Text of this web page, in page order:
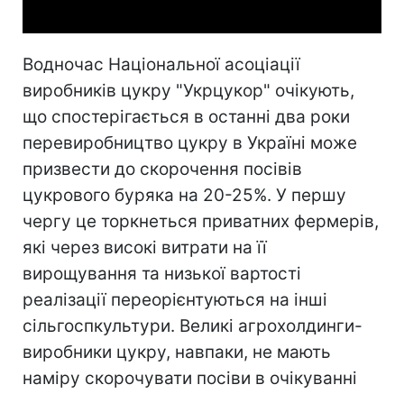
Водночас Національної асоціації
виробників цукру "Укрцукор" очікують,
що спостерігається в останні два роки
перевиробництво цукру в Україні може
призвести до скорочення посівів
цукрового буряка на 20-25%. У першу
чергу це торкнеться приватних фермерів,
які через високі витрати на її
вирощування та низької вартості
реалізації переорієнтуються на інші
сільгоспкультури. Великі агрохолдинги-
виробники цукру, навпаки, не мають
наміру скорочувати посіви в очікуванні